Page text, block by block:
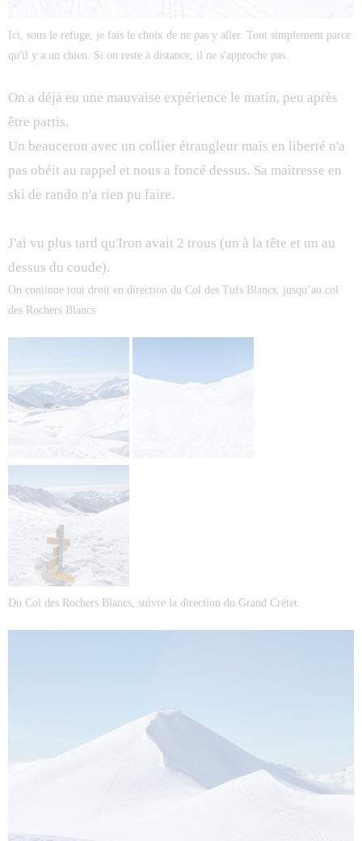
Ici, sous le refuge, je fais le choix de ne pas y aller. Tout simplement parce
qu'il y a un chien. Si on reste à distance, il ne s'approche pas.
On a déjà eu une mauvaise expérience le matin, peu après
être partis.
Un beauceron avec un collier étrangleur mais en liberté n'a
pas obéit au rappel et nous a foncé dessus. Sa maitresse en
ski de rando n'a rien pu faire.
J'ai vu plus tard qu'Iron avait 2 trous (un à la tête et un au
dessus du coude).
On continue tout droit en direction du Col des Tufs Blancs, jusqu’au col
des Rochers Blancs
Du Col des Rochers Blancs, suivre la direction du Grand Crétet.